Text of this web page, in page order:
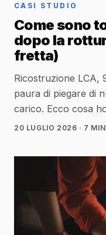
CASI STUDIO
Come sono
dopo la
fretta)
Ricostruzione LCA,
paura di piegare di
carico. Ecco cosa
reale (non quella
20 LUGLIO 2026 · 7 MIN